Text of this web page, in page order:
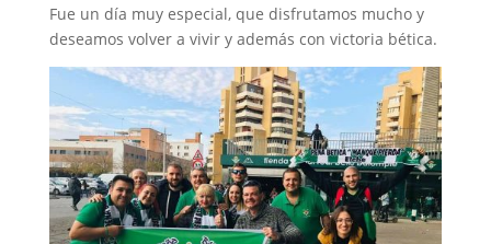
Fue un día muy especial, que disfrutamos mucho y
deseamos volver a vivir y además con victoria bética.